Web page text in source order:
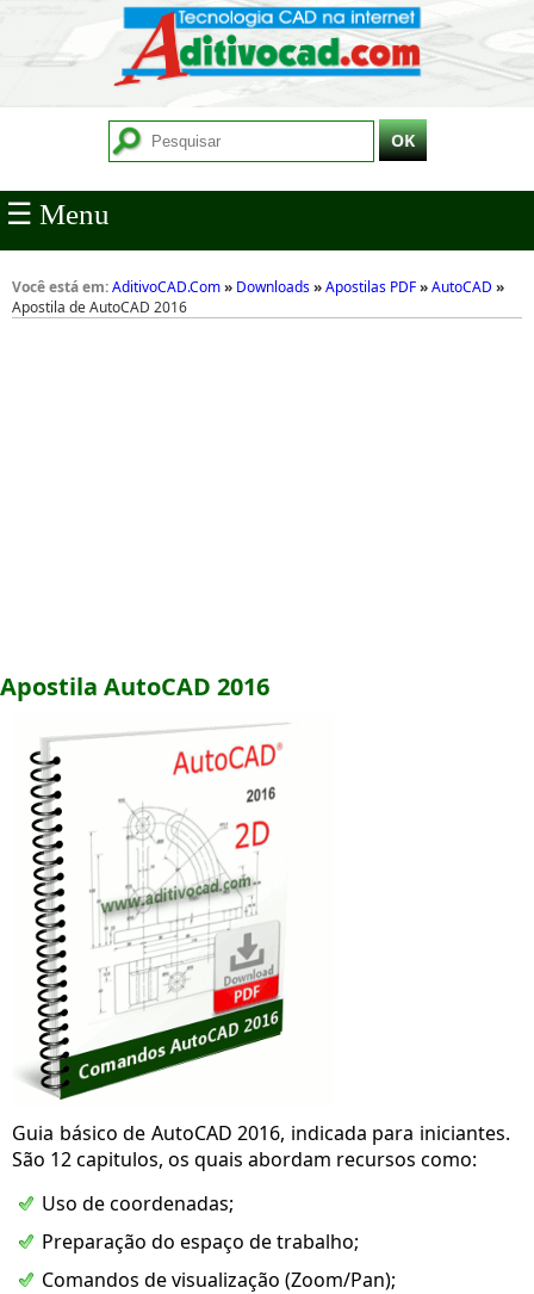
☰ Menu
Você está em:AditivoCAD.Com» Downloads»Apostilas PDF»AutoCAD »
Apostila de AutoCAD 2016
Apostila AutoCAD 2016
Guia básico de AutoCAD 2016, indicada para iniciantes.
São 12 capitulos, os quais abordam recursos como:
Uso de coordenadas;
Preparação do espaço de trabalho;
Comandos de visualização (Zoom/Pan);